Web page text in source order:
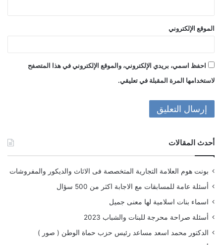
الموقع الإلكتروني
احفظ اسمي، بريدي الإلكتروني، والموقع الإلكتروني في هذا المتصفح
لاستخدامها المرة المقبلة في تعليقي.
أحدث المقالات
بونت هوم العلامة التجارية المتخصصة فى الاثاث والديكور والمفروشات
أسئلة عامة للمسابقات مع الاجابة اكثر من 500 سؤال
اسماء بنات اسلامية لها معنى جميل
أسئلة صراحة محرجة للبنات والشباب 2023
الدكتور محمد اسعد مساعد رئيس حزب حماة الوطن ( صور )